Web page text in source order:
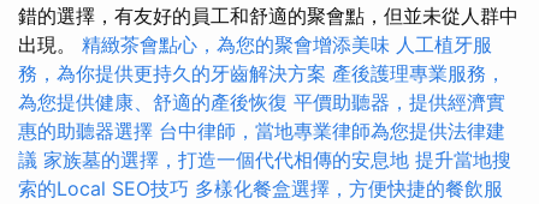
錯的選擇，有友好的員工和舒適的聚會點，但並未從人群中
出現。 精緻茶會點心，為您的聚會增添美味 人工植牙服
務，為你提供更持久的牙齒解決方案 產後護理專業服務，
為您提供健康、舒適的產後恢復 平價助聽器，提供經濟實
惠的助聽器選擇 台中律師，當地專業律師為您提供法律建
議 家族墓的選擇，打造一個代代相傳的安息地 提升當地搜
索的Local SEO技巧 多樣化餐盒選擇，方便快捷的餐飲服